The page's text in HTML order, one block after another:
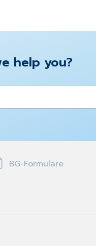
help you?
BG-Formulare